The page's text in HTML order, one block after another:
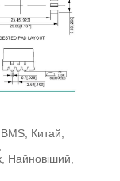
Китай,
Найновіший,